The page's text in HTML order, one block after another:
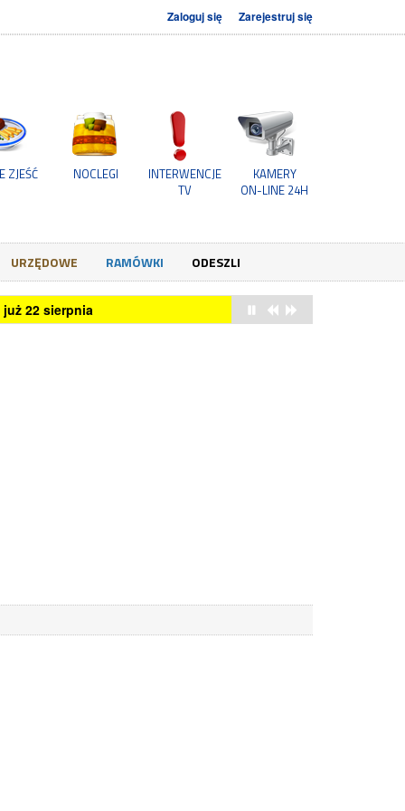
Zaloguj się Zarejestruj się
ZJEŚĆ NOCLEGI
INTERWENCJE
TV
KAMERY
ON-LINE 24H
URZĘDOWE RAMÓWKI ODESZLI
22 sierpnia